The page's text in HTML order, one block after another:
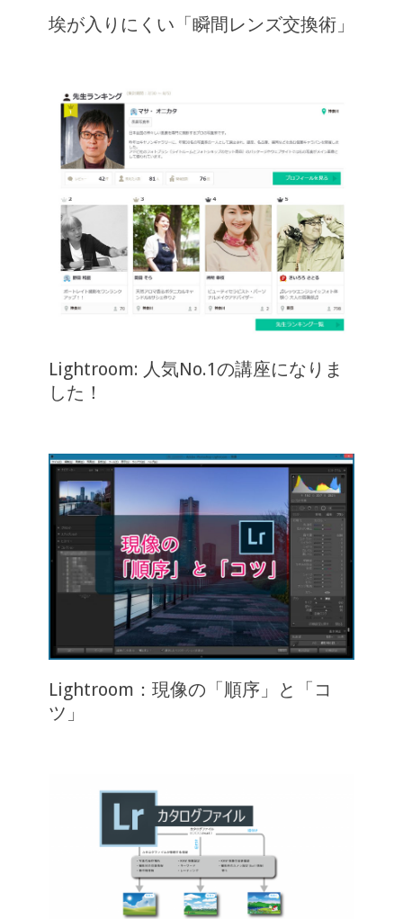
埃が入りにくい「瞬間レンズ交換術」
Lightroom: 人気No.1の講座になりま
した！
Lightroom：現像の「順序」と「コ
ツ」